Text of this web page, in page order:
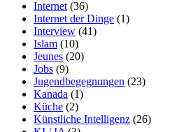
Internet (36)
Internet der Dinge (1)
Interview (41)
Islam (10)
Jeunes (20)
Jobs (9)
Jugendbegegnungen (23)
Kanada (1)
Küche (2)
Künstliche Intelligenz (26)